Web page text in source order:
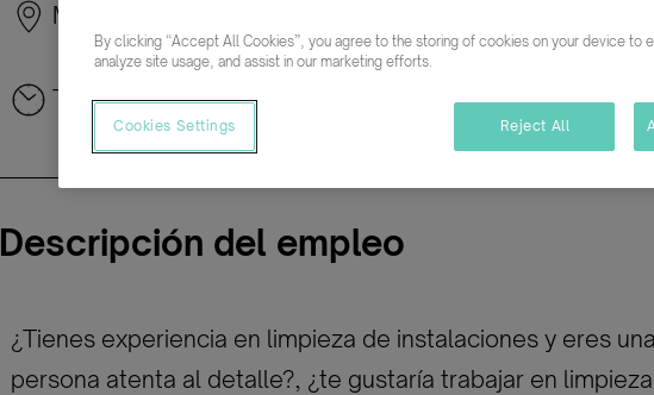
Madrid 24/06/2026
Tiempo completo Temporal/Mat./Sustitución/...
Descripción del empleo
¿Tienes experiencia en limpieza de instalaciones y eres una
persona atenta al detalle?, ¿te gustaría trabajar en limpieza
By clicking “Accept All Cookies”, you agree to the storing of cookies on your device to
analyze site usage, and assist in our marketing efforts.
Cookies Settings Reject All